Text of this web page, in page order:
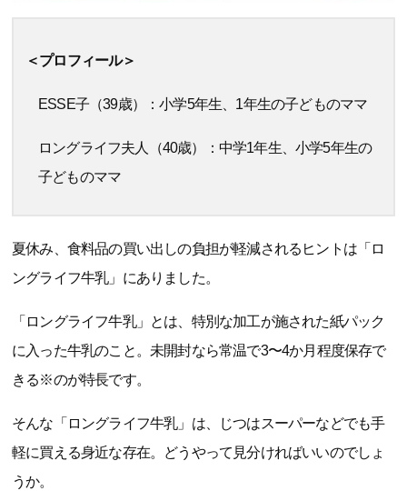
＜プロフィール＞
ESSE子（39歳）：小学5年生、1年生の子どものママ
ロングライフ夫人（40歳）：中学1年生、小学5年生の
子どものママ
夏休み、食料品の買い出しの負担が軽減されるヒントは「ロ
ングライフ牛乳」にありました。
「ロングライフ牛乳」とは、特別な加工が施された紙パック
に入った牛乳のこと。未開封なら常温で3〜4か月程度保存で
きる※のが特長です。
そんな「ロングライフ牛乳」は、じつはスーパーなどでも手
軽に買える身近な存在。どうやって見分ければいいのでしょ
うか。